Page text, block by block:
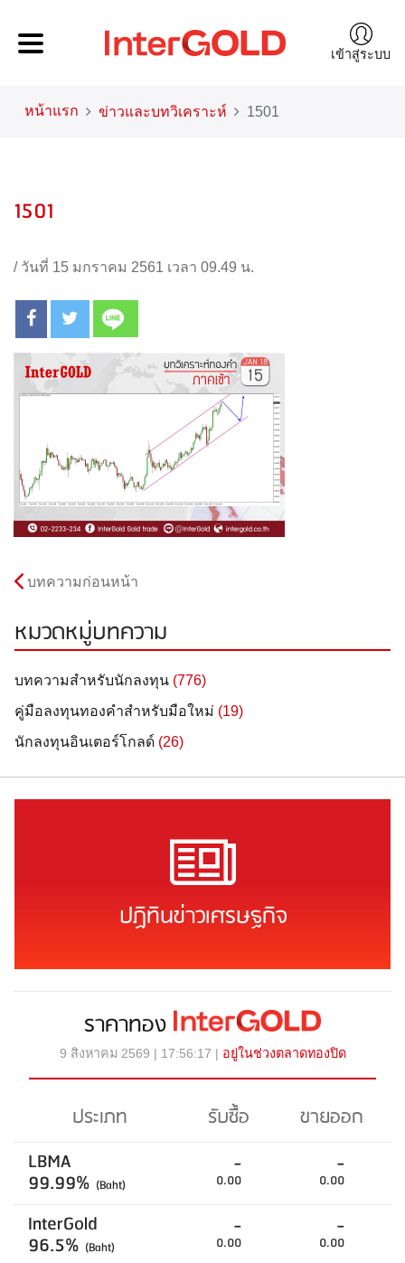
เข้าสู่ระบบ
หน้าแรก ข่าวและบทวิเคราะห์ 1501
1501
/ วันที่ 15 มกราคม 2561 เวลา 09.49 น.
บทความก่อนหน้า
หมวดหมู่บทความ
บทความสำหรับนักลงทุน (776)
คู่มือลงทุนทองคำสำหรับมือใหม่ (19)
นักลงทุนอินเตอร์โกลด์ (26)
ปฏิทินข่าวเศรษฐกิจ
ราคาทอง
9 สิงหาคม 2569 | 17:56:17 | อยู่ในช่วงตลาดทองปิด
ประเภท รับซื้อ
ขายออก
LBMA
99.99% (Baht)
-
0.00
-
0.00
InterGold
96.5% (Baht)
-
0.00
-
0.00